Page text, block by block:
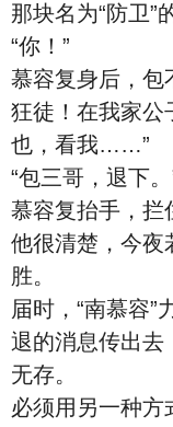
那块名为“防卫”
“你！”
慕容复身后，包
狂徒！在我家公
也，看我……”
“包三哥，退下。
慕容复抬手，拦
他很清楚，今夜
胜。
届时，“南慕容”
退的消息传出去
无存。
必须用另一种方